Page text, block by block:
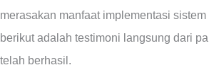
merasakan manfaat implementasi sistem
berikut adalah testimoni langsung dari
telah berhasil.